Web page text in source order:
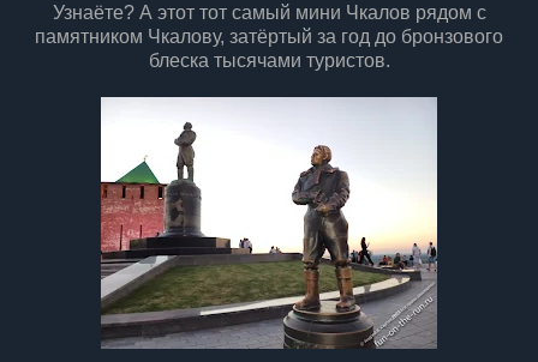
Узнаёте? А этот тот самый мини Чкалов рядом с
памятником Чкалову, затёртый за год до бронзового
блеска тысячами туристов.